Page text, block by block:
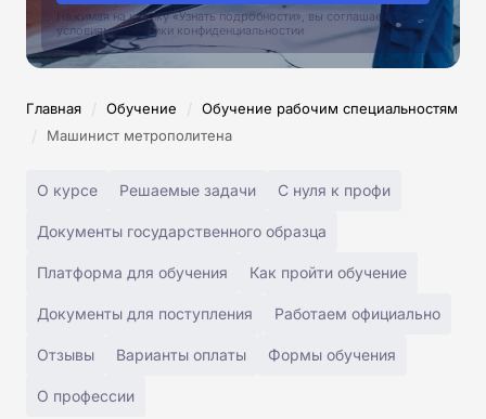
Нажимая на кнопку «Узнать подробности», вы соглашаетесь с
условиями политики конфиденциальностии
Главная / Обучение / Обучение рабочим специальностям
/ Машинист метрополитена
О курсе Решаемые задачи С нуля к профи
Документы государственного образца
Платформа для обучения Как пройти обучение
Документы для поступления Работаем официально
Отзывы Варианты оплаты Формы обучения
О профессии